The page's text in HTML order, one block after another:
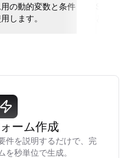
の動的変数と条件
します。
ーム作成
件を説明するだけで、完
を秒単位で生成。